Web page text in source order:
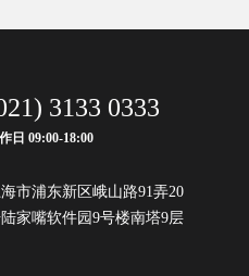
3133 0333
日 09:00-18:00
市浦东新区峨山路91弄20
家嘴软件园9号楼南塔9层